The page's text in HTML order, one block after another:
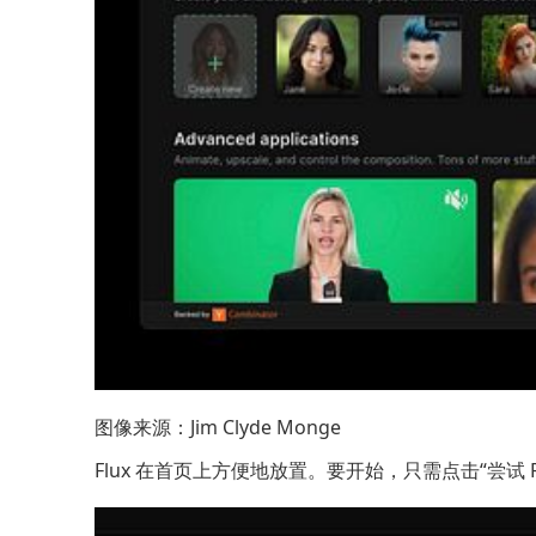
图像来源： Jim Clyde Monge
Flux 在首页上方便地放置。要开始，只需点击“尝试